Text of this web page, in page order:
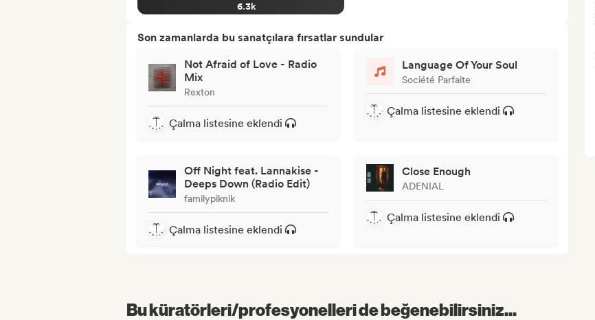
6.3k
Son zamanlarda bu sanatçılara fırsatlar sundular
Not Afraid of Love - Radio
Mix
Rexton
Çalma listesine eklendi
Language Of Your Soul
Société Parfaite
Çalma listesine eklendi
Off Night feat. Lannakise -
Deeps Down (Radio Edit)
familypiknik
Çalma listesine eklendi
Close Enough
ADENIAL
Çalma listesine eklendi
Bu küratörleri/profesyonelleri de beğenebilirsiniz...